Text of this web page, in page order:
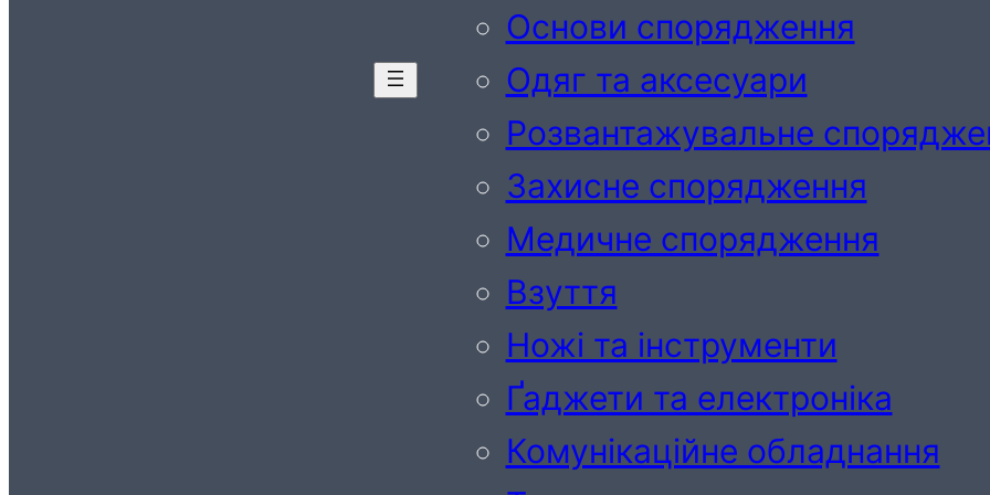
Основи спорядження
Одяг та аксесуари
Розвантажувальне
Захисне спорядження
Медичне спорядження
Взуття
Ножі та інструменти
Ґаджети та електроніка
Комунікаційне обладнання